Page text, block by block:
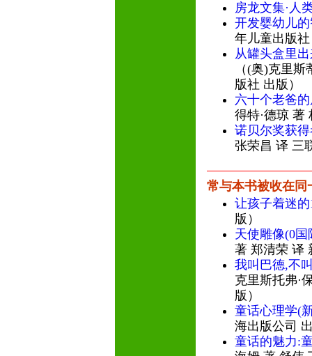
房龙文集·人
开发婴幼儿
年儿童出版
从罐头盒里
（(奥)克里
版社 出版）
六十个老爸
得特·德琼 著
诺贝尔奖获
张荣昌 译 三
常与本书被收在同
让孩子着迷的
版）
天使雕像(0国
著 郑清荣 译
我叫巴德,不
克里斯托弗·
版）
童话心理学(
海出版公司
童话的魅力: